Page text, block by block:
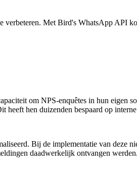
Met Bird's WhatsApp API
om NPS-enquêtes in hun eigen
hen duizenden bespaard op
Bij de implementatie van deze
daadwerkelijk ontvangen werden.